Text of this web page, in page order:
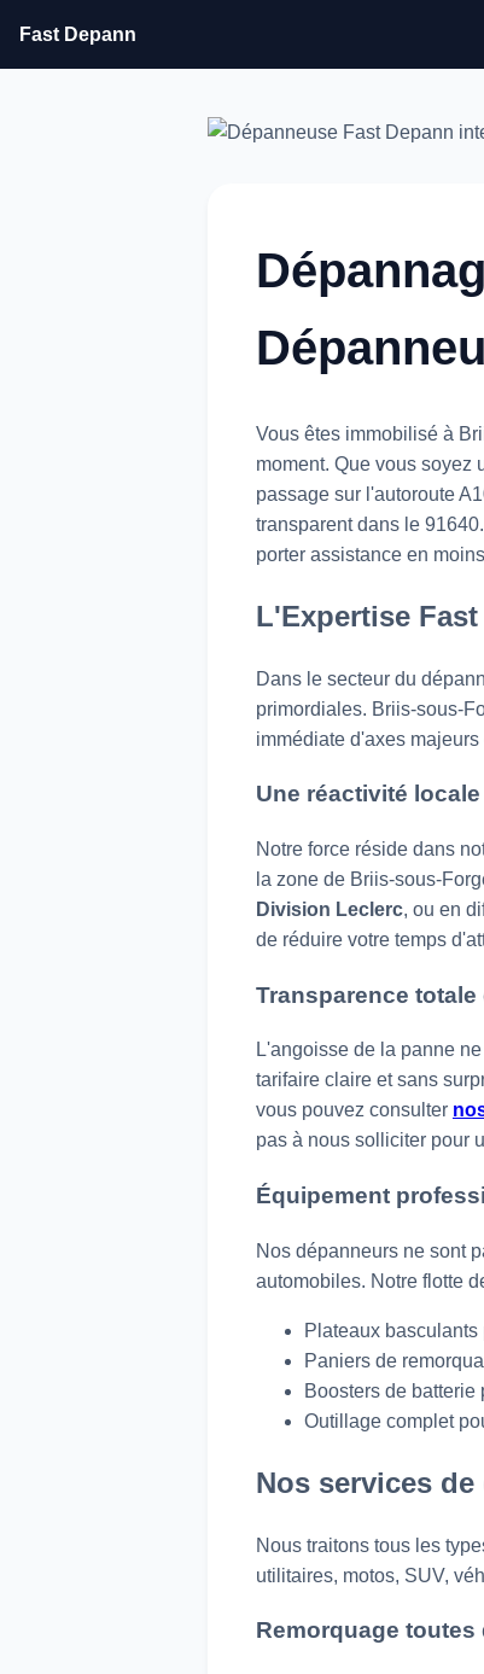
Fast Depann
Vous êtes immobilisé à
moment. Que vous soyez
passage sur l'autoroute
transparent dans le
porter assistance en
L'Expertise
Dans le secteur du
primordiales. Briis-sous-
immédiate d'axes
Une réactivité
Notre force réside dans
la zone de Briis-sous-
Division Leclerc, ou en
de réduire votre temps
Transparence totale
L'angoisse de la panne
tarifaire claire et sans
vous pouvez consulter
pas à nous solliciter pour
Équipement
Nos dépanneurs ne sont
automobiles. Notre flotte
Plateaux
Paniers de
Boosters de batterie
Outillage complet
Nos services
Nous traitons tous les
utilitaires, motos, SUV,
Remorquage